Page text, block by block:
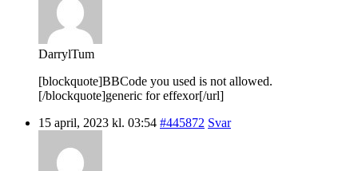
DarrylTum
[blockquote]BBCode you used is not allowed.
[/blockquote]generic for effexor[/url]
15 april, 2023 kl. 03:54 #445872 Svar